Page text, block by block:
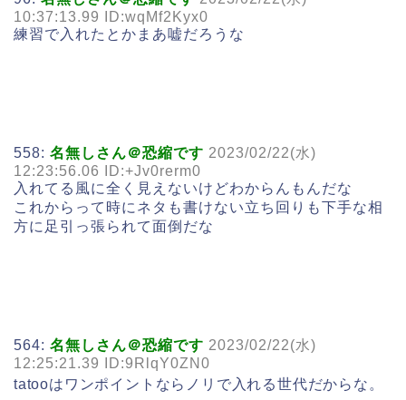
10:37:13.99 ID:wqMf2Kyx0
練習で入れたとかまあ嘘だろうな
558: 名無しさん＠恐縮です 2023/02/22(水)
12:23:56.06 ID:+Jv0rerm0
入れてる風に全く見えないけどわからんもんだな
これからって時にネタも書けない立ち回りも下手な相
方に足引っ張られて面倒だな
564: 名無しさん＠恐縮です 2023/02/22(水)
12:25:21.39 ID:9RlqY0ZN0
tatooはワンポイントならノリで入れる世代だからな。